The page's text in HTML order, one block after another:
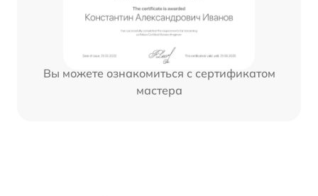
Вы можете ознакомиться с сертификатом
мастера